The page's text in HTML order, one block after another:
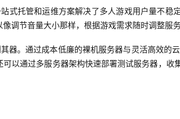
式托管和运维方案解决了多人游戏用户量不稳
调节音量大小那样，根据游戏需求随时调整服
器。通过成本低廉的裸机服务器与灵活高效的
可以通过多服务器架构快速部署测试服务器，收